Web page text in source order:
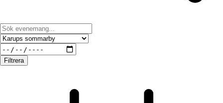
Filtrera